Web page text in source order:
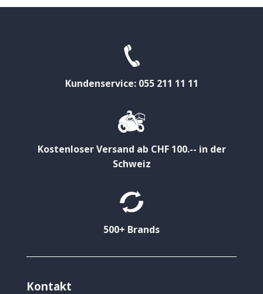
Kundenservice: 055 211 11 11
Kostenloser Versand ab CHF 100.-- in der
Schweiz
500+ Brands
Kontakt